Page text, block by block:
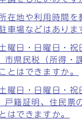
在地や利用時間を
車場などはありま
曜日・日曜日・祝
市県民税（所得・
とはできますか。
曜日・日曜日・祝
戸籍証明、住民票
はできますか。